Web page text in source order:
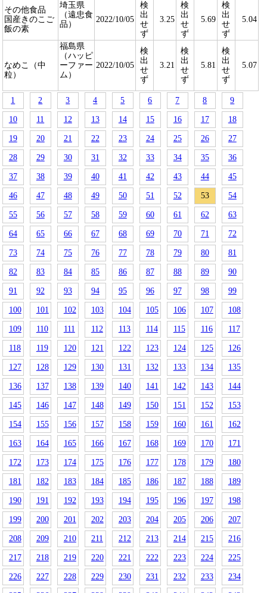
その他食品
国産きのこご
飯の素
埼玉県
（遠忠食
品）
2022/10/05
検
出
せ
ず
3.25
検
出
せ
ず
5.69
検
出
せ
ず
5.04
なめこ（中
粒）
福島県
（ハッピ
ーファー
ム）
2022/10/05
検
出
せ
ず
3.21
検
出
せ
ず
5.81
検
出
せ
ず
5.07
1 2 3 4 5 6 7 8 9
10 11 12 13 14 15 16 17 18
19 20 21 22 23 24 25 26 27
28 29 30 31 32 33 34 35 36
37 38 39 40 41 42 43 44 45
46 47 48 49 50 51 52 53 54
55 56 57 58 59 60 61 62 63
64 65 66 67 68 69 70 71 72
73 74 75 76 77 78 79 80 81
82 83 84 85 86 87 88 89 90
91 92 93 94 95 96 97 98 99
100 101 102 103 104 105 106 107 108
109 110 111 112 113 114 115 116 117
118 119 120 121 122 123 124 125 126
127 128 129 130 131 132 133 134 135
136 137 138 139 140 141 142 143 144
145 146 147 148 149 150 151 152 153
154 155 156 157 158 159 160 161 162
163 164 165 166 167 168 169 170 171
172 173 174 175 176 177 178 179 180
181 182 183 184 185 186 187 188 189
190 191 192 193 194 195 196 197 198
199 200 201 202 203 204 205 206 207
208 209 210 211 212 213 214 215 216
217 218 219 220 221 222 223 224 225
226 227 228 229 230 231 232 233 234